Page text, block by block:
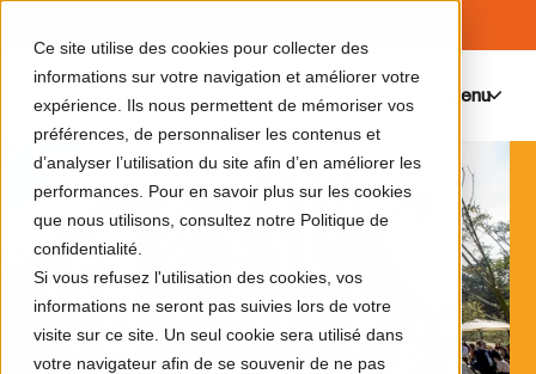
Ce site utilise des cookies pour collecter des
informations sur votre navigation et améliorer votre
expérience. Ils nous permettent de mémoriser vos
préférences, de personnaliser les contenus et
d’analyser l’utilisation du site afin d’en améliorer les
performances. Pour en savoir plus sur les cookies
que nous utilisons, consultez notre Politique de
confidentialité.
Si vous refusez l'utilisation des cookies, vos
informations ne seront pas suivies lors de votre
visite sur ce site. Un seul cookie sera utilisé dans
votre navigateur afin de se souvenir de ne pas
Menu